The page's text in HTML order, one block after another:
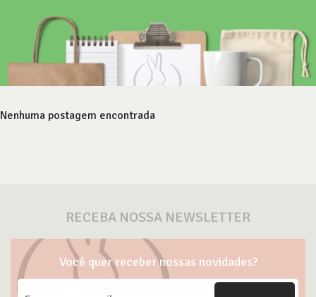
Nenhuma postagem encontrada
RECEBA NOSSA NEWSLETTER
Você quer receber nossas novidades?